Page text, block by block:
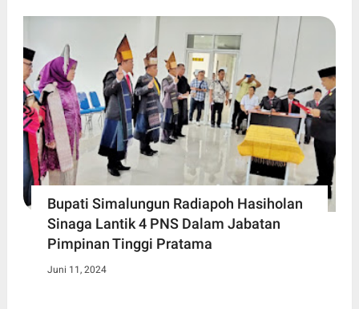
Bupati Simalungun Radiapoh Hasiholan
Sinaga Lantik 4 PNS Dalam Jabatan
Pimpinan Tinggi Pratama
Juni 11, 2024